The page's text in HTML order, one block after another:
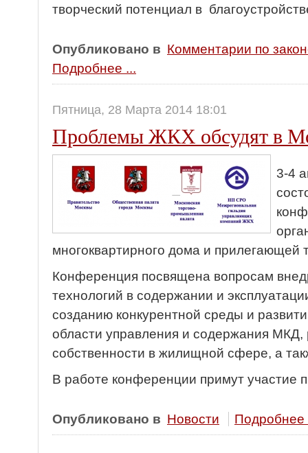
творческий потенциал в
Опубликовано в Комментарии по
Подробнее ...
Пятница, 28 Марта 2014 18:01
Проблемы ЖКХ обсудят в
3-4
многоквартирного дома и прилегающей
Конференция посвящена вопросам
технологий в содержании и
созданию конкурентной среды и
области управления и содержания МКД,
собственности в жилищной сфере, а
В работе конференции примут участие
Опубликовано в Новости Подробнее